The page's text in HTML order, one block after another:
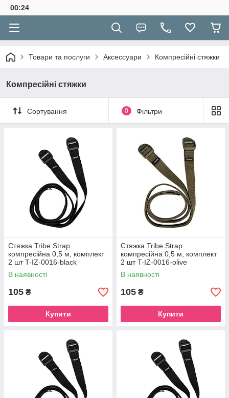
00:24
Товари та послуги Аксессуари Компресійні стяжки
Компресійні стяжки
Сортування 0 Фільтри
Стяжка Tribe Strap
компресійна 0,5 м, комплект
2 шт T-IZ-0016-black
В наявності
105 ₴
Купити
Стяжка Tribe Strap
компресійна 0,5 м, комплект
2 шт T-IZ-0016-olive
В наявності
105 ₴
Купити